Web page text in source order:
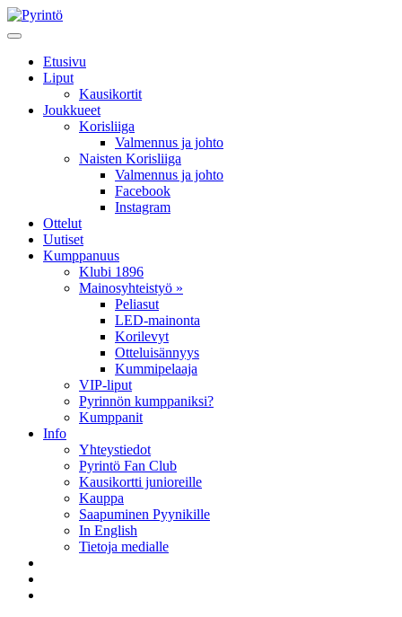
Etusivu
Liput
Kausikortit
Joukkueet
Korisliiga
Valmennus ja johto
Naisten Korisliiga
Valmennus ja johto
Facebook
Instagram
Ottelut
Uutiset
Kumppanuus
Klubi 1896
Mainosyhteistyö »
Peliasut
LED-mainonta
Korilevyt
Otteluisännyys
Kummipelaaja
VIP-liput
Pyrinnön kumppaniksi?
Kumppanit
Info
Yhteystiedot
Pyrintö Fan Club
Kausikortti junioreille
Kauppa
Saapuminen Pyynikille
In English
Tietoja medialle